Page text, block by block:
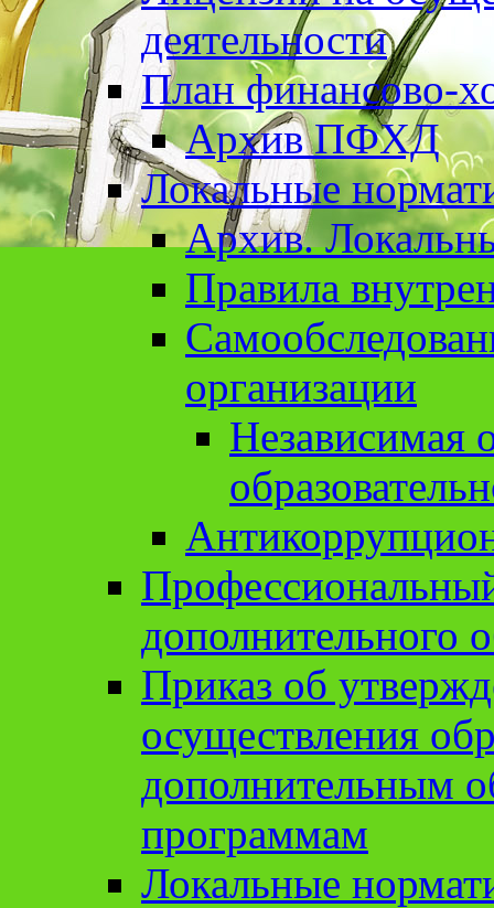
деятельности
План финансово-
Архив ПФХД
Локальные
Архив.
Правила
организации
Независимая
дополнительного
Приказ об
осуществления
дополнительным
программам
Локальные